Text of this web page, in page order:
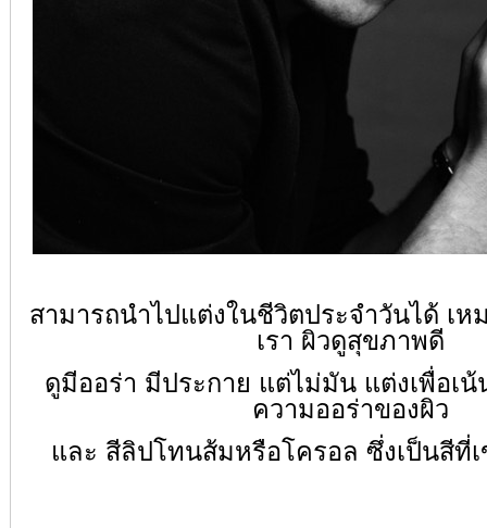
สามารถนำไปแต่งในชีวิตประจำวันได้ เห
เรา ผิวดูสุขภาพดี
ดูมีออร่า มีประกาย แต่ไม่มัน แต่งเพื่อเ
ความออร่าของผิว
และ สีลิปโทนส้มหรือโครอล ซึ่งเป็นสีที่